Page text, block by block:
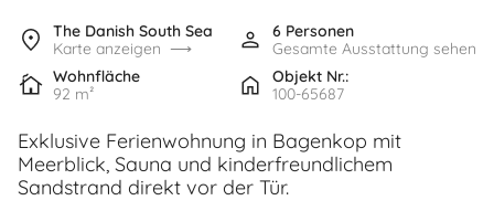
The Danish South Sea
Karte anzeigen
6 Personen
Gesamte Ausstattung sehen
Wohnfläche
92 m²
Objekt Nr.:
100-65687
Exklusive Ferienwohnung in Bagenkop mit
Meerblick, Sauna und kinderfreundlichem
Sandstrand direkt vor der Tür.